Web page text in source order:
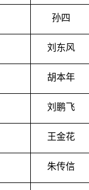
孙四
刘东风
胡本年
刘鹏飞
王金花
朱传信